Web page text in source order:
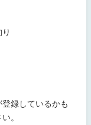
録しているかも
。